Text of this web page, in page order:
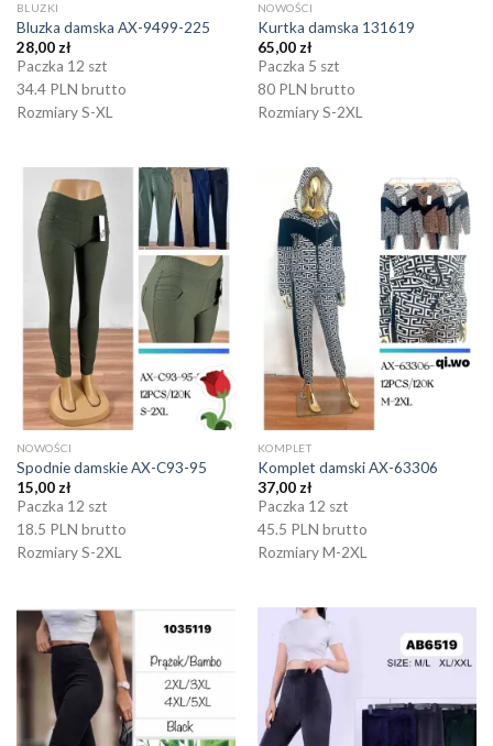
BLUZKI
Bluzka damska AX-9499-225
28,00 zł
Paczka 12 szt
34.4 PLN brutto
Rozmiary S-XL
NOWOŚCI
Kurtka damska 131619
65,00 zł
Paczka 5 szt
80 PLN brutto
Rozmiary S-2XL
NOWOŚCI
Spodnie damskie AX-C93-95
15,00 zł
Paczka 12 szt
18.5 PLN brutto
Rozmiary S-2XL
KOMPLET
Komplet damski AX-63306
37,00 zł
Paczka 12 szt
45.5 PLN brutto
Rozmiary M-2XL